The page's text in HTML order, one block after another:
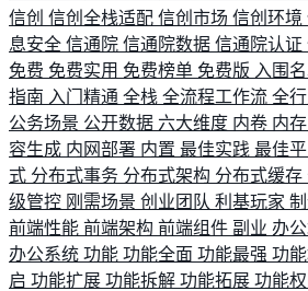
信创 信创全栈适配 信创市场 信创环境
息安全 信通院 信通院数据 信通院认证
免费 免费实用 免费榜单 免费版 入围
指南 入门精通 全栈 全流程工作流 全
公务场景 公开数据 六大维度 内卷 内存
容生成 内网部署 内置 最佳实践 最佳
式 分布式事务 分布式架构 分布式缓存
级管控 刚需场景 创业团队 利基玩家
前端性能 前端架构 前端组件 副业 办
办公系统 功能 功能全面 功能最强 功
启 功能扩展 功能拆解 功能拓展 功能